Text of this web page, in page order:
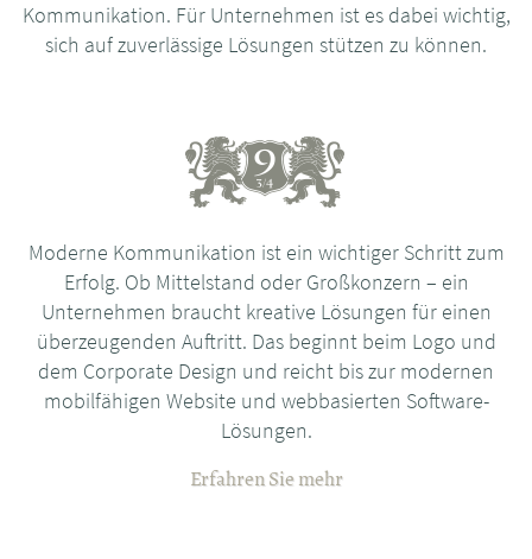
Kommunikation. Für Unternehmen ist es dabei wichtig,
sich auf zuverlässige Lösungen stützen zu können.
Moderne Kommunikation ist ein wichtiger Schritt zum
Erfolg. Ob Mittelstand oder Großkonzern – ein
Unternehmen braucht kreative Lösungen für einen
überzeugenden Auftritt. Das beginnt beim Logo und
dem Corporate Design und reicht bis zur modernen
mobilfähigen Website und webbasierten Software-
Lösungen.
Erfahren Sie mehr